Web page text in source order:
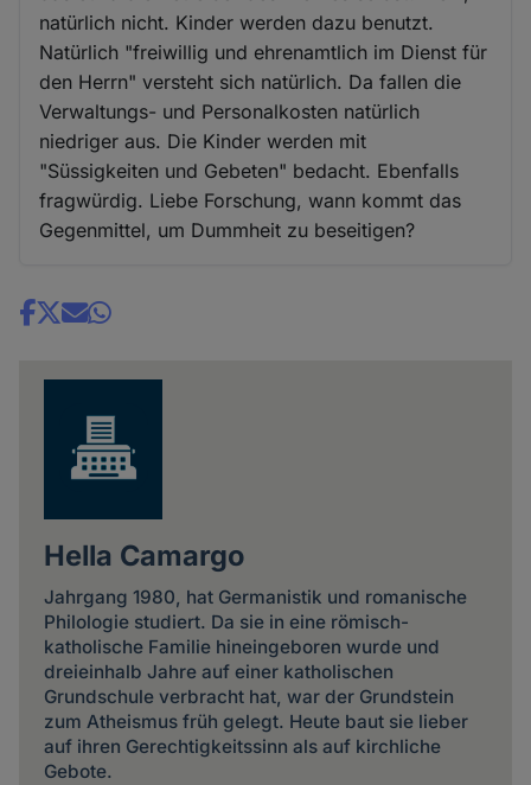
natürlich nicht. Kinder werden dazu benutzt.
Natürlich "freiwillig und ehrenamtlich im Dienst für
den Herrn" versteht sich natürlich. Da fallen die
Verwaltungs- und Personalkosten natürlich
niedriger aus. Die Kinder werden mit
"Süssigkeiten und Gebeten" bedacht. Ebenfalls
fragwürdig. Liebe Forschung, wann kommt das
Gegenmittel, um Dummheit zu beseitigen?
Share
Hella Camargo
Jahrgang 1980, hat Germanistik und romanische
Philologie studiert. Da sie in eine römisch-
katholische Familie hineingeboren wurde und
dreieinhalb Jahre auf einer katholischen
Grundschule verbracht hat, war der Grundstein
zum Atheismus früh gelegt. Heute baut sie lieber
auf ihren Gerechtigkeitssinn als auf kirchliche
Gebote.